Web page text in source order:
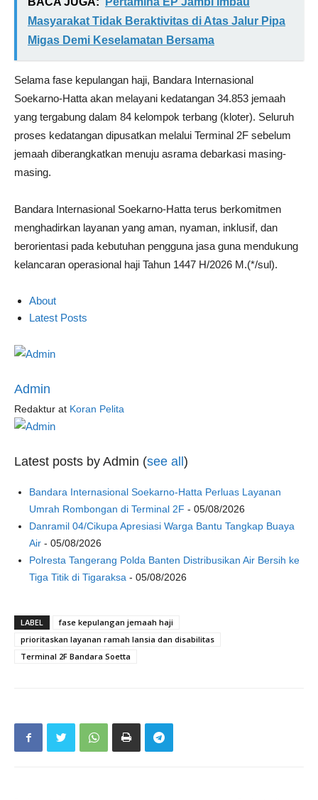
Masyarakat Tidak Beraktivitas di Atas Jalur Pipa
Migas Demi Keselamatan Bersama
Selama fase kepulangan haji, Bandara Internasional
Soekarno-Hatta akan melayani kedatangan 34.853 jemaah
yang tergabung dalam 84 kelompok terbang (kloter). Seluruh
proses kedatangan dipusatkan melalui Terminal 2F sebelum
jemaah diberangkatkan menuju asrama debarkasi masing-
masing.
Bandara Internasional Soekarno-Hatta terus berkomitmen
menghadirkan layanan yang aman, nyaman, inklusif, dan
berorientasi pada kebutuhan pengguna jasa guna mendukung
kelancaran operasional haji Tahun 1447 H/2026 M.(*/sul).
About
Latest Posts
Admin
Redaktur at Koran Pelita
Latest posts by Admin (see all )
Bandara Internasional Soekarno-Hatta Perluas Layanan
Umrah Rombongan di Terminal 2F - 05/08/2026
Danramil 04/Cikupa Apresiasi Warga Bantu Tangkap Buaya
Air - 05/08/2026
Polresta Tangerang Polda Banten Distribusikan Air Bersih ke
Tiga Titik di Tigaraksa - 05/08/2026
LABEL
fase kepulangan jemaah haji
prioritaskan layanan ramah lansia dan disabilitas
Terminal 2F Bandara Soetta